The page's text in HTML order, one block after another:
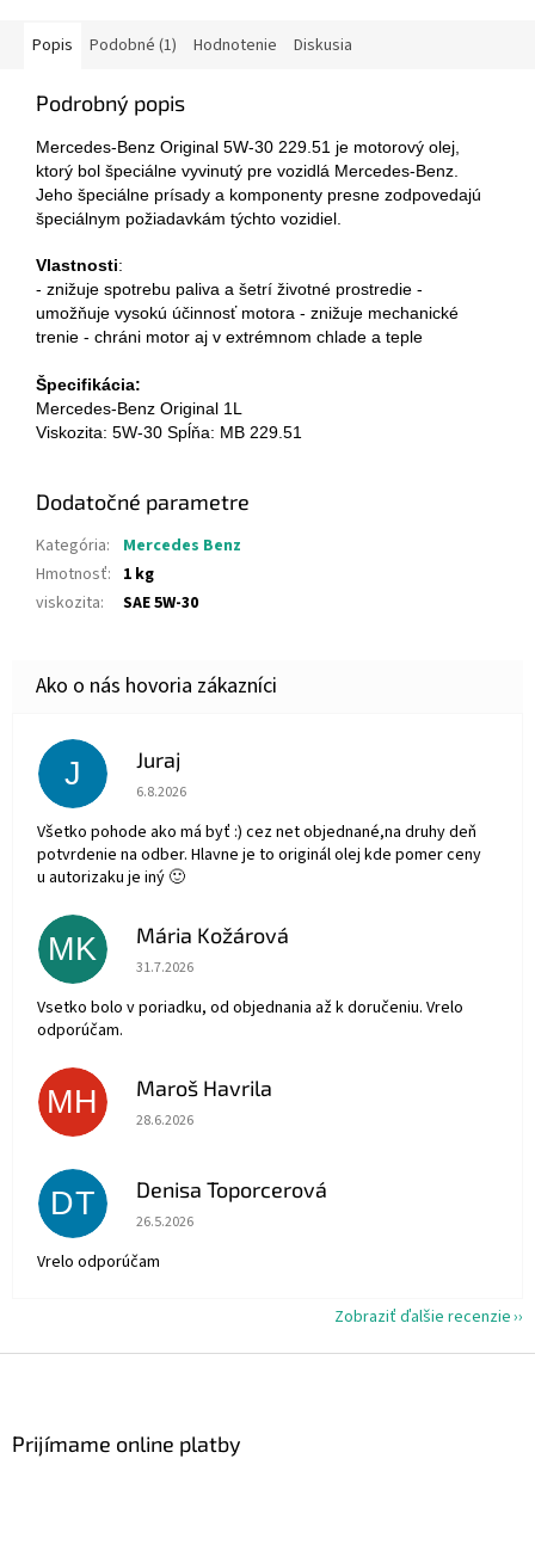
Popis Podobné (1) Hodnotenie Diskusia
Podrobný popis
Mercedes-Benz Original 5W-30 229.51 je motorový olej,
ktorý bol špeciálne vyvinutý pre vozidlá Mercedes-Benz.
Jeho špeciálne prísady a komponenty presne zodpovedajú
špeciálnym požiadavkám týchto vozidiel.
Vlastnosti:
- znižuje spotrebu paliva a šetrí životné prostredie -
umožňuje vysokú účinnosť motora - znižuje mechanické
trenie - chráni motor aj v extrémnom chlade a teple
Špecifikácia:
Mercedes-Benz Original 1L
Viskozita: 5W-30 Spĺňa: MB 229.51
Dodatočné parametre
Kategória:
Mercedes Benz
Hmotnosť: 1 kg
viskozita: SAE 5W-30
J Juraj
Hodnotenie obchodu je 5 z 5 hviezdičiek.
6.8.2026
Všetko pohode ako má byť :) cez net objednané,na druhy deň
potvrdenie na odber. Hlavne je to originál olej kde pomer ceny
u autorizaku je iný 🙂
MK Mária Kožárová
Hodnotenie obchodu je 5 z 5 hviezdičiek.
31.7.2026
Vsetko bolo v poriadku, od objednania až k doručeniu. Vrelo
odporúčam.
MH Maroš Havrila
Hodnotenie obchodu je 5 z 5 hviezdičiek.
28.6.2026
DT Denisa Toporcerová
Hodnotenie obchodu je 5 z 5 hviezdičiek.
26.5.2026
Vrelo odporúčam
Zobraziť ďalšie recenzie
Prijímame online platby